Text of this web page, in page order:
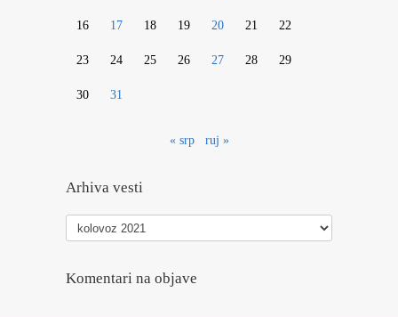
16 17 18 19 20 21 22
23 24 25 26 27 28 29
30 31
« srp ruj »
Arhiva vesti
Arhiva
vesti
Komentari na objave